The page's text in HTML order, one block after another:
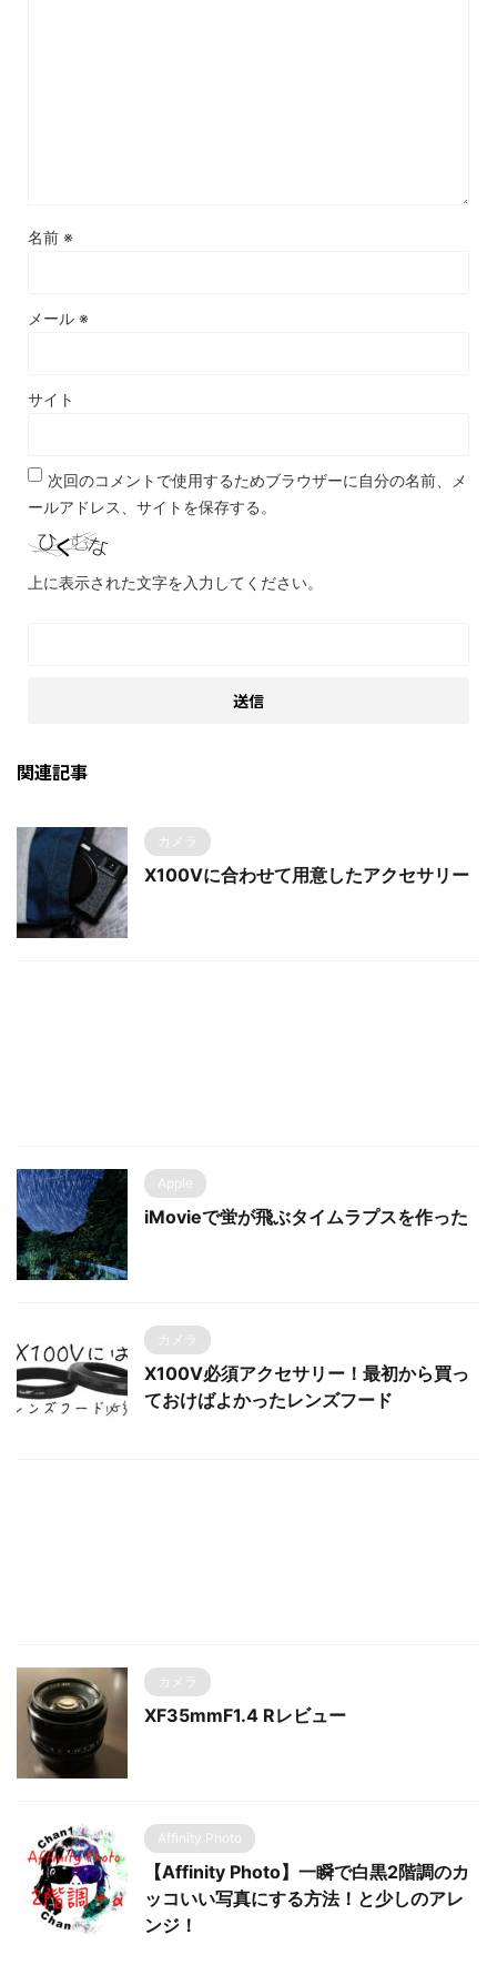
名前 ※
メール ※
サイト
次回のコメントで使用するためブラウザーに自分の名前、メ
ールアドレス、サイトを保存する。
上に表示された文字を入力してください。
関連記事
カメラ
X100Vに合わせて用意したアクセサリー
Apple
iMovieで蛍が飛ぶタイムラプスを作った
カメラ
X100V必須アクセサリー！最初から買っ
ておけばよかったレンズフード
カメラ
XF35mmF1.4 Rレビュー
Affinity Photo
【Affinity Photo】一瞬で白黒2階調のカ
ッコいい写真にする方法！と少しのアレ
ンジ！